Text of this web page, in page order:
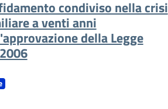
condiviso nella crisi
a venti anni
della Legge